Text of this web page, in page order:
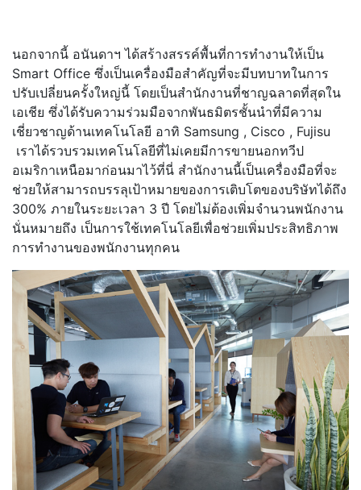
นอกจากนี้ อนันดาฯ ได้สร้างสรรค์พื้นที่การทำงานให้เป็น
Smart Office ซึ่งเป็นเครื่องมือสำคัญที่จะมีบทบาทในการ
ปรับเปลี่ยนครั้งใหญ่นี้ โดยเป็นสำนักงานที่ชาญฉลาดที่สุดใน
เอเชีย ซึ่งได้รับความร่วมมือจากพันธมิตรชั้นนำที่มีความ
เชี่ยวชาญด้านเทคโนโลยี อาทิ Samsung , Cisco , Fujisu
เราได้รวบรวมเทคโนโลยีที่ไม่เคยมีการขายนอกทวีป
อเมริกาเหนือมาก่อนมาไว้ที่นี่ สำนักงานนี้เป็นเครื่องมือที่จะ
ช่วยให้สามารถบรรลุเป้าหมายของการเติบโตของบริษัทได้ถึง
300% ภายในระยะเวลา 3 ปี โดยไม่ต้องเพิ่มจำนวนพนักงาน
นั่นหมายถึง เป็นการใช้เทคโนโลยีเพื่อช่วยเพิ่มประสิทธิภาพ
การทำงานของพนักงานทุกคน